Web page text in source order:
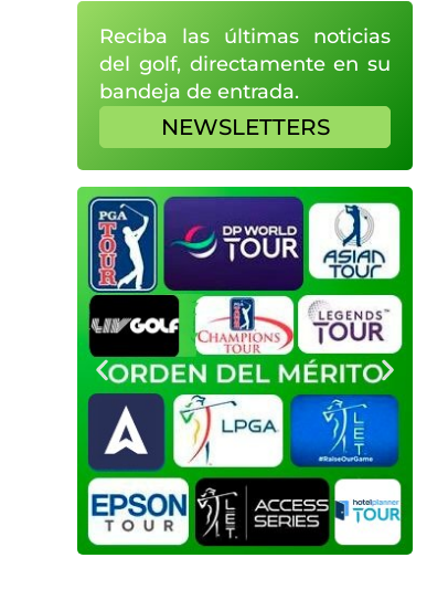
Reciba las últimas noticias
del golf, directamente en su
bandeja de entrada.
NEWSLETTERS